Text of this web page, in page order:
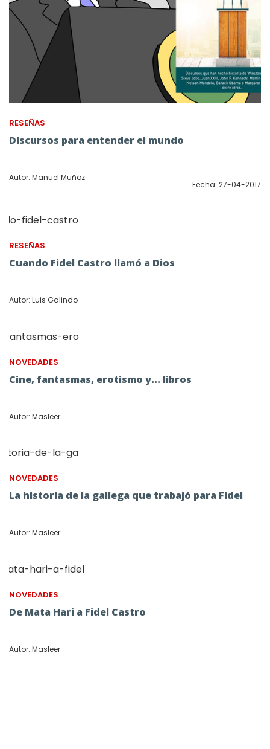
RESEÑAS
Discursos para entender el mundo
Autor: Manuel Muñoz
Fecha: 27-04-2017
RESEÑAS
Cuando Fidel Castro llamó a Dios
Autor: Luis Galindo
NOVEDADES
Cine, fantasmas, erotismo y... libros
Autor: Masleer
NOVEDADES
La historia de la gallega que trabajó para Fidel
Autor: Masleer
NOVEDADES
De Mata Hari a Fidel Castro
Autor: Masleer